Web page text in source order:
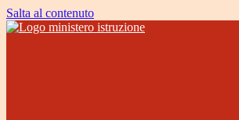
Salta al contenuto